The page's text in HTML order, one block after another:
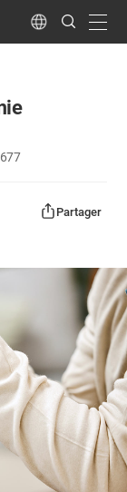
Language
Search
Submit
Partager